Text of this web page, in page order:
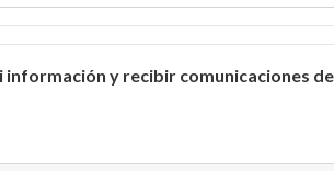
y recibir comunicaciones